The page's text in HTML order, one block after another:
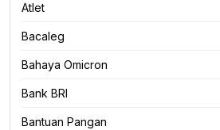
Atlet
Bacaleg
Bahaya Omicron
Bank BRI
Bantuan Pangan